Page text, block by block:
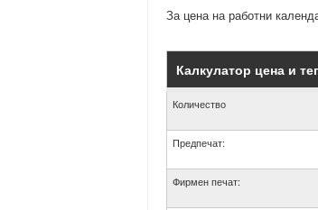
За цена на работни
Калкулатор цена и
Количество
Предпечат:
Фирмен печат: